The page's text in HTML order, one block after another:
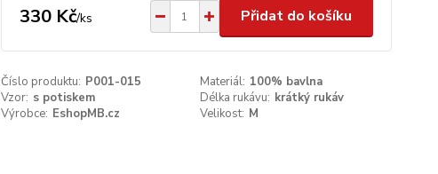
330 Kč/ks Přidat do košíku
Číslo produktu: P001-015 Materiál: 100% bavlna
Vzor: s potiskem Délka rukávu: krátký rukáv
Výrobce: EshopMB.cz Velikost: M